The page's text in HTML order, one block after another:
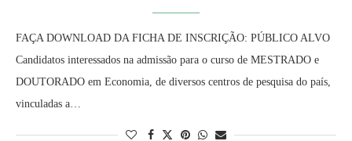
FAÇA DOWNLOAD DA FICHA DE INSCRIÇÃO: PÚBLICO ALVO
Candidatos interessados na admissão para o curso de MESTRADO e
DOUTORADO em Economia, de diversos centros de pesquisa do país,
vinculadas a…